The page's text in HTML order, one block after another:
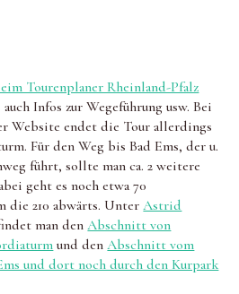
Tourenplaner Rheinland-Pfalz
Infos zur Wegeführung usw. Bei
Website endet die Tour allerdings
Für den Weg bis Bad Ems, der u.
führt, sollte man ca. 2 weitere
geht es noch etwa 70
die 210 abwärts. UnterAstrid
man denAbschnitt von
und denAbschnitt vom
und dort noch durch den Kurpark